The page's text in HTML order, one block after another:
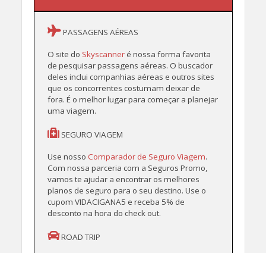
PASSAGENS AÉREAS
O site do Skyscanner é nossa forma favorita
de pesquisar passagens aéreas. O buscador
deles inclui companhias aéreas e outros sites
que os concorrentes costumam deixar de
fora. É o melhor lugar para começar a planejar
uma viagem.
SEGURO VIAGEM
Use nossoComparador de Seguro Viagem.
Com nossa parceria com a Seguros Promo,
vamos te ajudar a encontrar os melhores
planos de seguro para o seu destino. Use o
cupom VIDACIGANA5 e receba 5% de
desconto na hora do check out.
ROAD TRIP